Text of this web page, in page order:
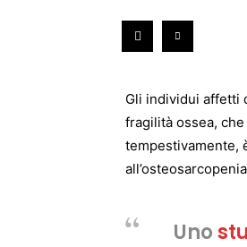
Gli individui affetti
fragilità ossea,
tempestivamente,
Uno